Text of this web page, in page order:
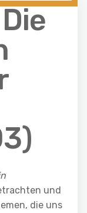
und
die uns